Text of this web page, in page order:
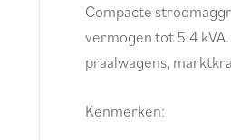
Compacte
vermogen tot 5.4
praalwagens,
Kenmerken: